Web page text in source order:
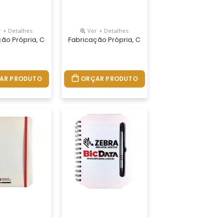
Localizado Destacando O Logo Do Cliente
Revestida Em Couro Sintético Com Gravação Em
15x21,18x25 E 21x28 Cm. Capa Impressa Em 4 Cores,
Do Seu Jeito.tamanhos 15x21,18x25 E 21x28 Cm.
+ Detalhes
Própria, Cadernos Personalizados Do Seu
PRODUTO
Ver + Detalhes
Fabricação Própria, Cadernos
ORÇAR PRODUTO